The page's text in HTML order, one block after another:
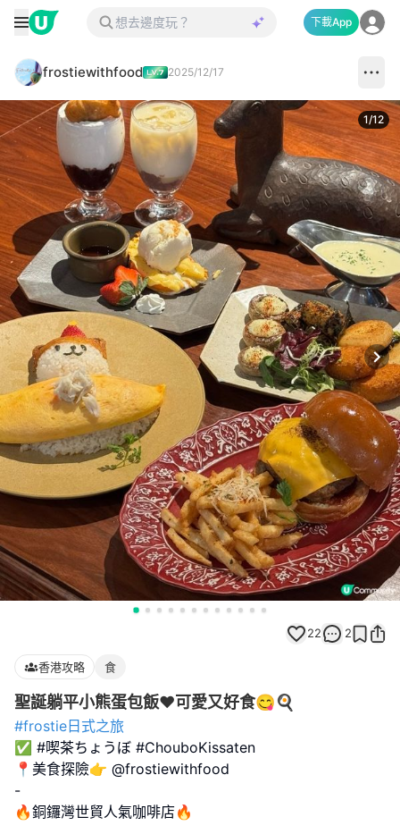
下載App
frostiewithfood 2025/12/17
1/12
22 2
香港攻略 食
聖誕躺平小熊蛋包飯❤️可愛又好食😋🍳
#frostie日式之旅
✅ #喫茶ちょうぼ #ChouboKissaten
📍美食探險👉 @frostiewithfood
-
🔥銅鑼灣世貿人氣咖啡店🔥